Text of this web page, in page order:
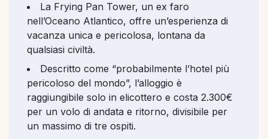
La Frying Pan Tower, un ex faro
nell’Oceano Atlantico, offre un’esperienza di
vacanza unica e pericolosa, lontana da
qualsiasi civiltà.
Descritto come “probabilmente l’hotel più
pericoloso del mondo”, l’alloggio è
raggiungibile solo in elicottero e costa 2.300€
per un volo di andata e ritorno, divisibile per
un massimo di tre ospiti.